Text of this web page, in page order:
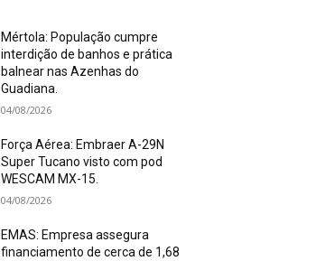
Mértola: População cumpre
interdição de banhos e prática
balnear nas Azenhas do
Guadiana.
04/08/2026
Força Aérea: Embraer A-29N
Super Tucano visto com pod
WESCAM MX-15.
04/08/2026
EMAS: Empresa assegura
financiamento de cerca de 1,68